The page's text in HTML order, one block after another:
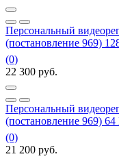
Персональный
(постановление 969)
(0)
22 300 руб.
Персональный
(постановление 969) 64
(0)
21 200 руб.